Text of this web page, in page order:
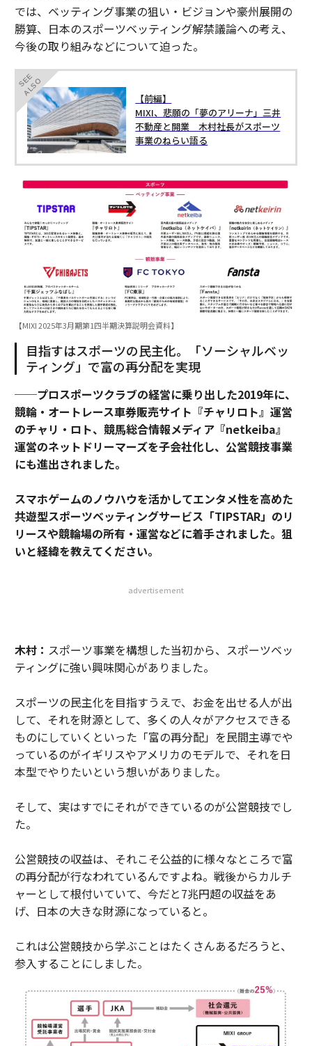
では、ベッティング事業の狙い・ビジョンや豪州展開の
勝算、日本のスポーツベッティング解禁議論への考え、
今後の取り組みなどについて迫った。
SEE
ALSO
【前編】
MIXI、悲願の「夢のアリーナ」三井
不動産と開業 木村社長がスポーツ
事業のねらい語る
【MIXI 2025年3月期第1四半期決算説明会資料】
目指すはスポーツの民主化。「ソーシャルベッ
ティング」で富の再分配を実現
──プロスポーツクラブの経営に乗り出した2019年に、
競輪・オートレース車券販売サイト『チャリロト』運営
のチャリ・ロト、競馬総合情報メディア『netkeiba』
運営のネットドリーマーズを子会社化し、公営競技事業
にも進出されました。
スマホゲームのノウハウを活かしてエンタメ性を高めた
共遊型スポーツベッティングサービス「TIPSTAR」のリ
リースや競輪場の所有・運営などに着手されました。狙
いと経緯を教えてください。
advertisement
木村： スポーツ事業を構想した当初から、スポーツベッ
ティングに強い興味関心がありました。
スポーツの民主化を目指すうえで、お金を出せる人が出
して、それを財源として、多くの人々がアクセスできる
ものにしていくといった「富の再分配」を民間主導でや
っているのがイギリスやアメリカのモデルで、それを日
本型でやりたいという想いがありました。
そして、実はすでにそれができているのが公営競技でし
た。
公営競技の収益は、それこそ公益的に様々なところで富
の再分配が行なわれているんですよね。戦後からカルチ
ャーとして根付いていて、今だと7兆円超の収益をあ
げ、日本の大きな財源になっていると。
これは公営競技から学ぶことはたくさんあるだろうと、
参入することにしました。